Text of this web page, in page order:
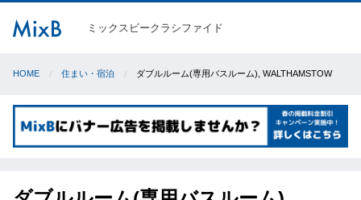
ミックスビークラシファイド
HOME 住まい・宿泊 ダブルルーム(専用バスルーム), WALTHAMSTOW